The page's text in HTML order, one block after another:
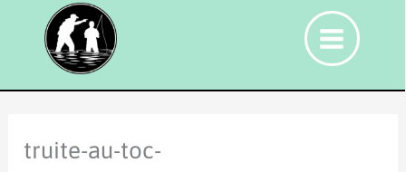
truite-au-toc-